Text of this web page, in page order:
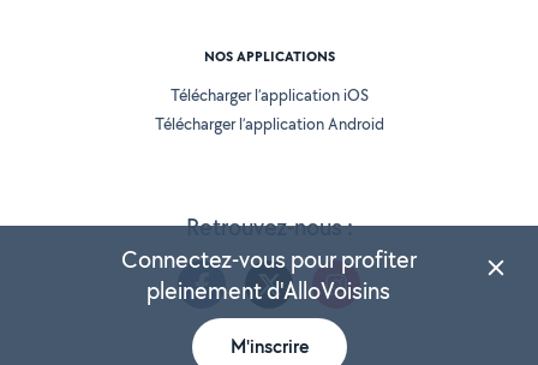
Retrouvez-nous :
NOS APPLICATIONS
Télécharger l’application iOS
Télécharger l’application Android
Connectez-vous pour profiter
pleinement d'AlloVoisins
M'inscrire